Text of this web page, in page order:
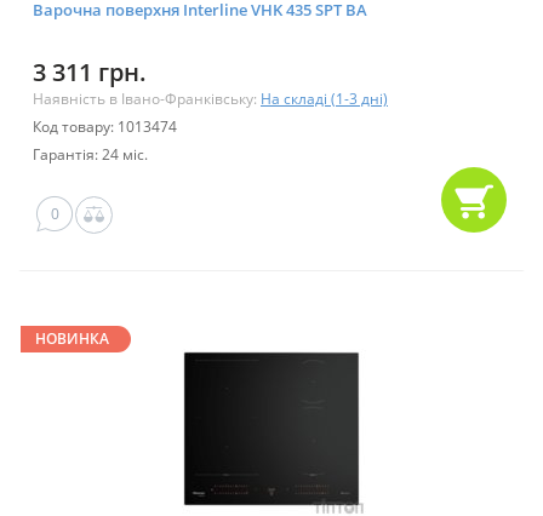
Варочна поверхня Interline VHK 435 SPT BA
3 311 грн.
Наявність в Івано-Франківську: На складі (1-3 дні)
Код товару: 1013474
Гарантія: 24 міс.
0
НОВИНКА